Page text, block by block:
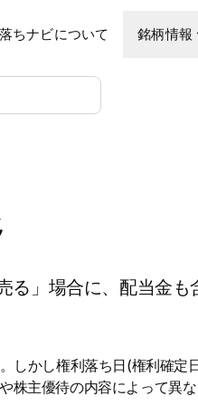
ちナビについて 銘柄情報
る」場合に、配当金も
かし権利落ち日(権利確定
株主優待の内容によって異